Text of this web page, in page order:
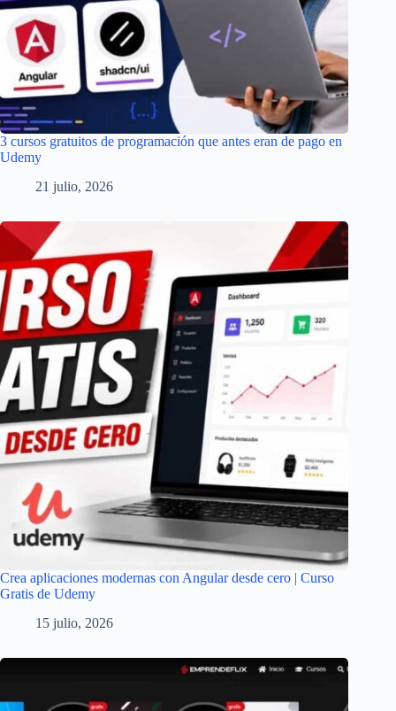
3 cursos gratuitos de programación que antes eran de pago en
Udemy
21 julio, 2026
Crea aplicaciones modernas con Angular desde cero | Curso
Gratis de Udemy
15 julio, 2026